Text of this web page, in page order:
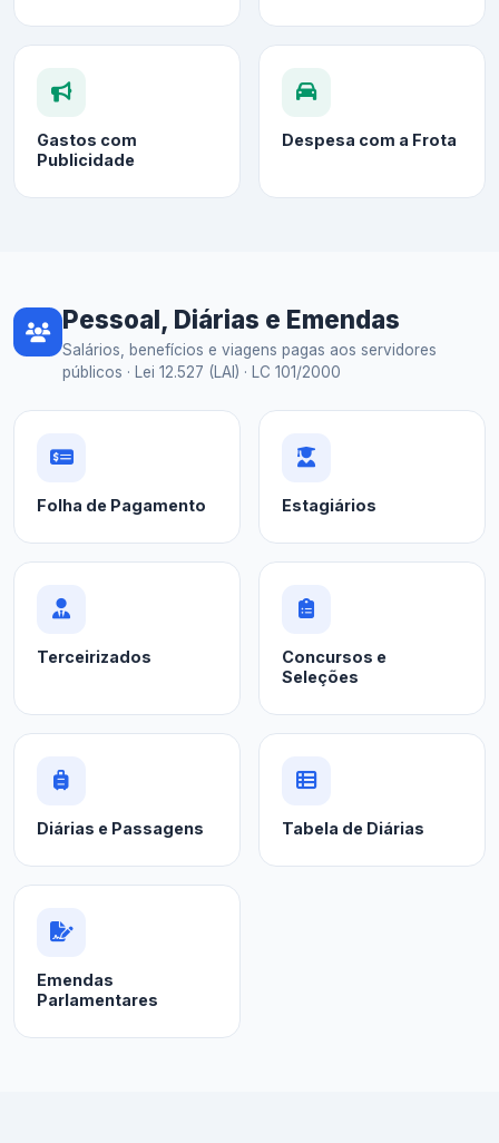
Gastos com
Publicidade
Despesa com a Frota
Pessoal, Diárias e Emendas
Salários, benefícios e viagens pagas aos servidores
públicos · Lei 12.527 (LAI) · LC 101/2000
Folha de Pagamento Estagiários
Terceirizados
Concursos e
Seleções
Diárias e Passagens Tabela de Diárias
Emendas
Parlamentares